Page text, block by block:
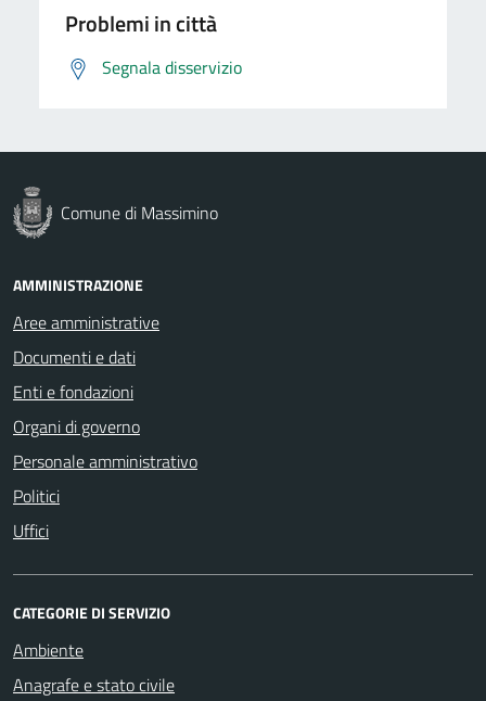
Problemi in città
Segnala disservizio
Comune di Massimino
AMMINISTRAZIONE
Aree amministrative
Documenti e dati
Enti e fondazioni
Organi di governo
Personale amministrativo
Politici
Uffici
CATEGORIE DI SERVIZIO
Ambiente
Anagrafe e stato civile